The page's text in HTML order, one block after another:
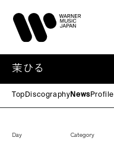
茉ひる
Top Discography NewsProfile
Day Category